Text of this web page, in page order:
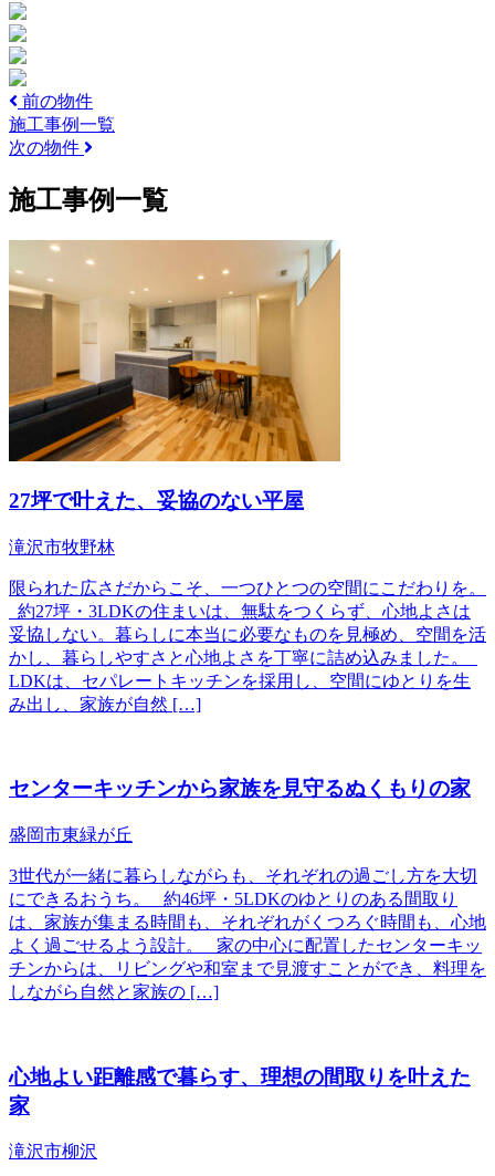
前の物件
施工事例一覧
次の物件
施工事例一覧
27坪で叶えた、妥協のない平屋
滝沢市牧野林
限られた広さだからこそ、一つひとつの空間にこだわりを。
約27坪・3LDKの住まいは、無駄をつくらず、心地よさは
妥協しない。暮らしに本当に必要なものを見極め、空間を活
かし、暮らしやすさと心地よさを丁寧に詰め込みました。
LDKは、セパレートキッチンを採用し、空間にゆとりを生
み出し、家族が自然 […]
センターキッチンから家族を見守るぬくもりの家
盛岡市東緑が丘
3世代が一緒に暮らしながらも、それぞれの過ごし方を大切
にできるおうち。 約46坪・5LDKのゆとりのある間取り
は、家族が集まる時間も、それぞれがくつろぐ時間も、心地
よく過ごせるよう設計。 家の中心に配置したセンターキッ
チンからは、リビングや和室まで見渡すことができ、料理を
しながら自然と家族の […]
心地よい距離感で暮らす、理想の間取りを叶えた
家
滝沢市柳沢